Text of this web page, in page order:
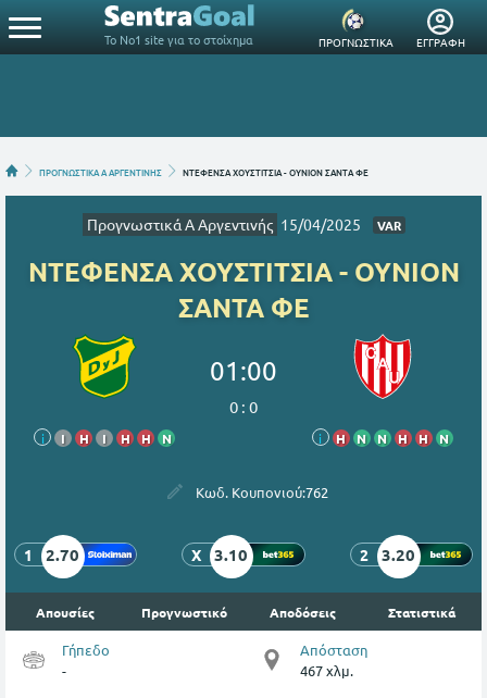
Το Νο1 site για το στοίχημα ΠΡΟΓΝΩΣΤΙΚΑ ΕΓΓΡΑΦΗ
ΠΡΟΓΝΩΣΤΙΚΑ A ΑΡΓΕΝΤΙΝΗΣ ΝΤΕΦΕΝΣΑ XΟΥΣΤΙΤΣΙΑ - ΟΥΝΙΟΝ ΣΑΝΤΑ ΦΕ
Προγνωστικά A Αργεντινής 15/04/2025 VAR
ΝΤΕΦΕΝΣΑ XΟΥΣΤΙΤΣΙΑ - ΟΥΝΙΟΝ
ΣΑΝΤΑ ΦΕ
i Ι Η Ι Η Η Ν
01:00
0: 0
i Η Ν Ν Η Η Ν
Κωδ. Κουπονιού:762
1 2.70 X 3.10 2 3.20
Απουσίες Προγνωστικό Αποδόσεις Στατιστικά
Γήπεδο
-
Απόσταση
467 χλμ.